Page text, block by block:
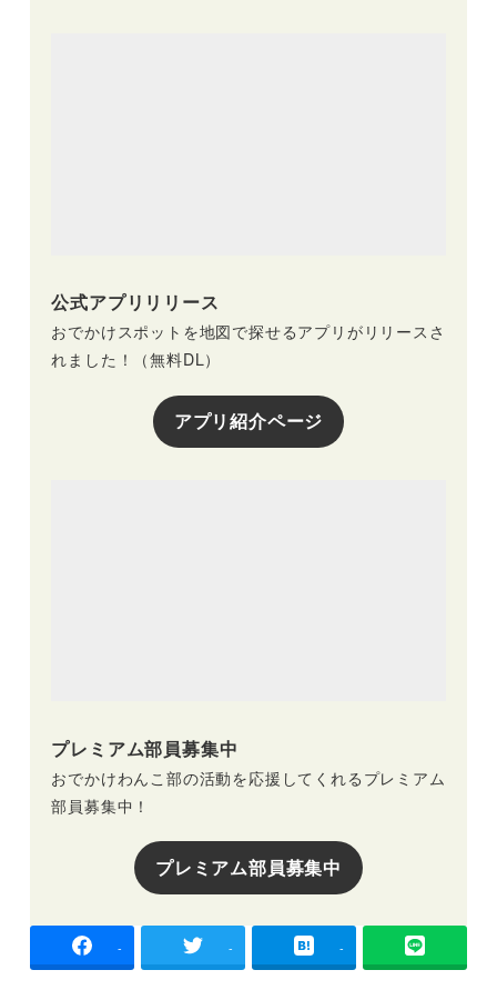
公式アプリリリース
おでかけスポットを地図で探せるアプリがリリースさ
れました！（無料DL）
アプリ紹介ページ
プレミアム部員募集中
おでかけわんこ部の活動を応援してくれるプレミアム
部員募集中！
プレミアム部員募集中
- - -